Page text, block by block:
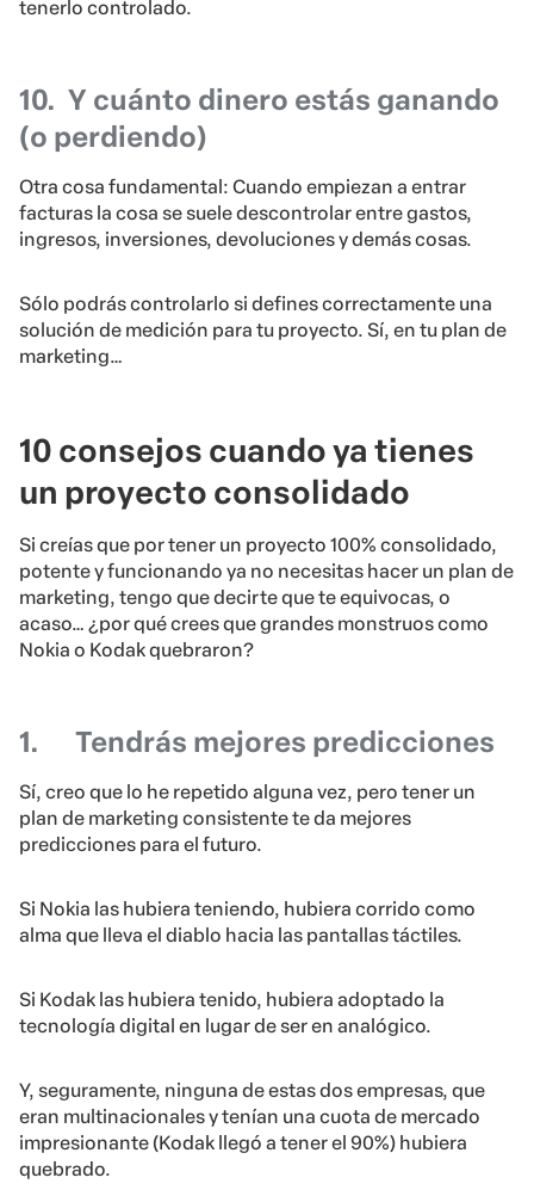
tenerlo controlado.
10. Y cuánto dinero estás ganando
(o perdiendo)
Otra cosa fundamental: Cuando empiezan a entrar
facturas la cosa se suele descontrolar entre gastos,
ingresos, inversiones, devoluciones y demás cosas.
Sólo podrás controlarlo si defines correctamente una
solución de medición para tu proyecto. Sí, en tu plan de
marketing…
10 consejos cuando ya tienes
un proyecto consolidado
Si creías que por tener un proyecto 100% consolidado,
potente y funcionando ya no necesitas hacer un plan de
marketing, tengo que decirte que te equivocas, o
acaso… ¿por qué crees que grandes monstruos como
Nokia o Kodak quebraron?
1. Tendrás mejores predicciones
Sí, creo que lo he repetido alguna vez, pero tener un
plan de marketing consistente te da mejores
predicciones para el futuro.
Si Nokia las hubiera teniendo, hubiera corrido como
alma que lleva el diablo hacia las pantallas táctiles.
Si Kodak las hubiera tenido, hubiera adoptado la
tecnología digital en lugar de ser en analógico.
Y, seguramente, ninguna de estas dos empresas, que
eran multinacionales y tenían una cuota de mercado
impresionante (Kodak llegó a tener el 90%) hubiera
quebrado.